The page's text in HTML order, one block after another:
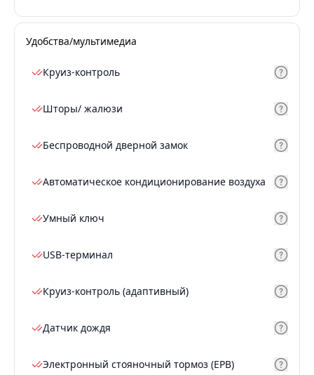
Удобства/мультимедиа
Круиз-контроль
Шторы/ жалюзи
Беспроводной дверной замок
Автоматическое кондиционирование воздуха
Умный ключ
USB-терминал
Круиз-контроль (адаптивный)
Датчик дождя
Электронный стояночный тормоз (EPB)